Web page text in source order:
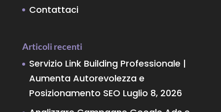
Contattaci
Articoli recenti
Servizio Link Building Professionale |
Aumenta Autorevolezza e
Posizionamento SEO Luglio 8, 2026